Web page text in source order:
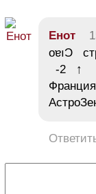
Енот
oɐıƆ
-2 ↑